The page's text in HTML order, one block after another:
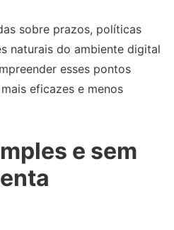
sobre prazos, políticas
naturais do ambiente digital
esses pontos
eficazes e menos
e sem